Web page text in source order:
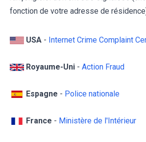
fonction de votre adresse de
USA - Internet Crime Complaint
Royaume-Uni - Action Fraud
Espagne - Police nationale
France - Ministère de l'Intérieur